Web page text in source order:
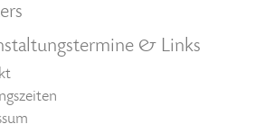
& Links